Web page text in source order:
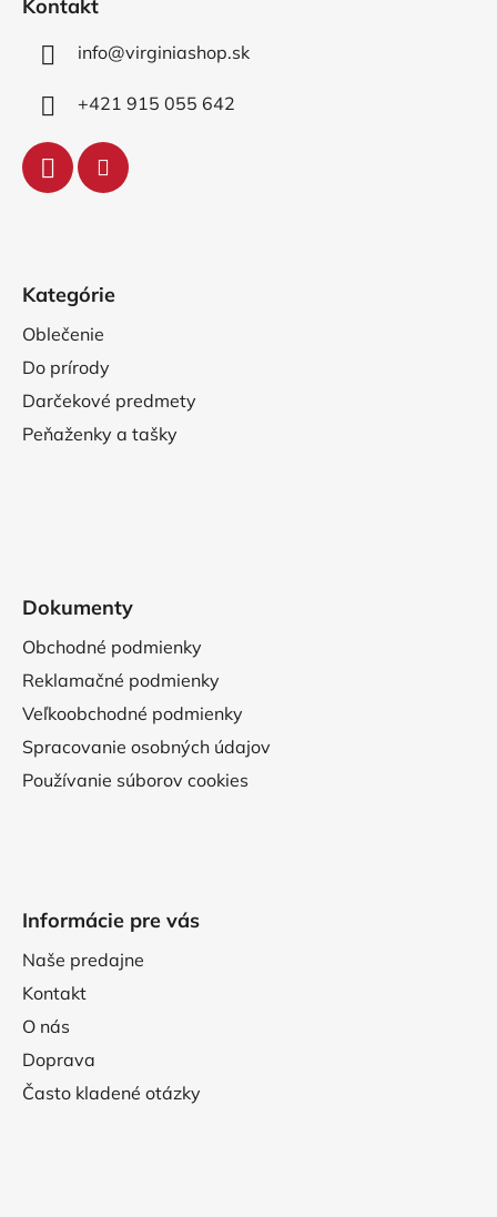
Kontakt
info@virginiashop.sk
+421 915 055 642
Kategórie
Oblečenie
Do prírody
Darčekové predmety
Peňaženky a tašky
Dokumenty
Obchodné podmienky
Reklamačné podmienky
Veľkoobchodné podmienky
Spracovanie osobných údajov
Používanie súborov cookies
Informácie pre vás
Naše predajne
Kontakt
O nás
Doprava
Často kladené otázky